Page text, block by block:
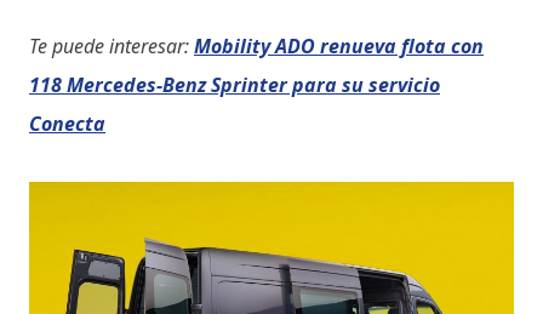
Te puede interesar:Mobility ADO renueva flota con
118 Mercedes-Benz Sprinter para su servicio
Conecta